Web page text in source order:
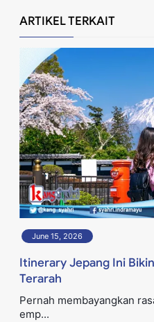
ARTIKEL TERKAIT
June 15, 2026
Itinerary Jepang Ini
Terarah
Pernah membayangkan
emp...